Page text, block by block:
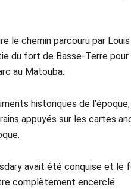
le chemin parcouru par
du fort de Basse-Terre pour
au Matouba.
historiques de
appuyés sur les cartes
avait été conquise et
complètement encerclé.